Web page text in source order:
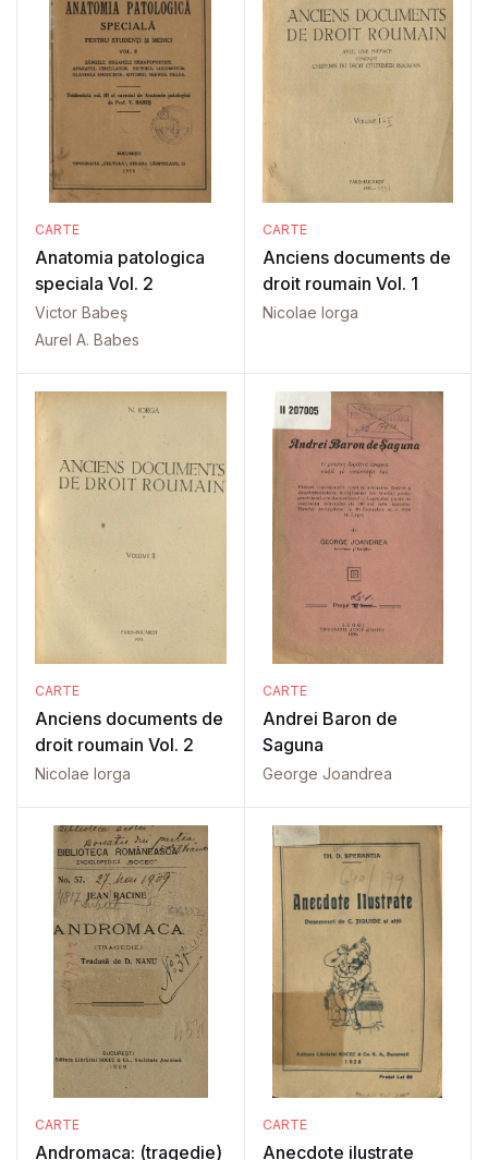
CARTE
Anatomia patologica
speciala Vol. 2
Victor Babeş
Aurel A. Babes
CARTE
Anciens documents de
droit roumain Vol. 1
Nicolae Iorga
CARTE
Anciens documents de
droit roumain Vol. 2
Nicolae Iorga
CARTE
Andrei Baron de
Saguna
George Joandrea
CARTE
Andromaca: (tragedie)
CARTE
Anecdote ilustrate